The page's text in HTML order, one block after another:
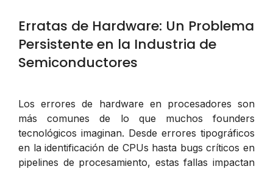
Erratas de Hardware: Un Problema
Persistente en la Industria de
Semiconductores
Los errores de hardware en procesadores son
más comunes de lo que muchos founders
tecnológicos imaginan. Desde errores tipográficos
en la identificación de CPUs hasta bugs críticos en
pipelines de procesamiento, estas fallas impactan